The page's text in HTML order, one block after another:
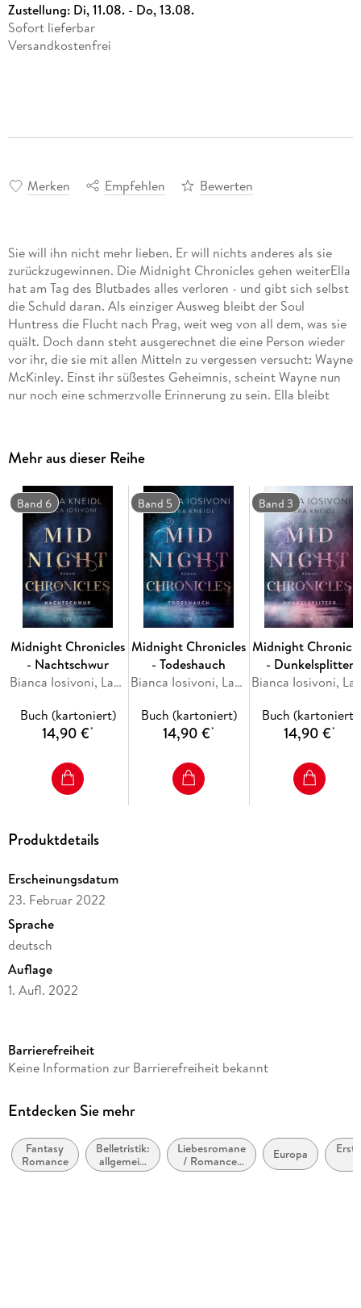
Zustellung: Di, 11.08. - Do, 13.08.
Sofort lieferbar
Versandkostenfrei
Merken Empfehlen Bewerten
Sie will ihn nicht mehr lieben. Er will nichts anderes als sie
zurückzugewinnen. Die Midnight Chronicles gehen weiterElla
hat am Tag des Blutbades alles verloren - und gibt sich selbst
die Schuld daran. Als einziger Ausweg bleibt der Soul
Huntress die Flucht nach Prag, weit weg von all dem, was sie
quält. Doch dann steht ausgerechnet die eine Person wieder
vor ihr, die sie mit allen Mitteln zu vergessen versucht: Wayne
McKinley. Einst ihr süßestes Geheimnis, scheint Wayne nun
nur noch eine schmerzvolle Erinnerung zu sein. Ella bleibt
Auch auf die Gefahr hin, dass ihre Gefühle für den Hunter
mit jeder gemeinsam verbrachten Minute stärker
werden."Dieses Buch hat mich mit allem, was es zu bieten hat,
in den Bann gezogen und fassungslos zurückgelassen. Die
Geschichte fesselt, das Setting fasziniert jedes Mal aufs
Neue, und die Protagonisten muss man einfach lieben."
BOOKWORMIII über DUNKELSPLITTERBand 4 der Reihe
trägt den Titel SEELENBAND und erzählt die Geschichte von
Ella und Wayne.
Mehr aus dieser Reihe
Band 6
Midnight Chronicles
- Nachtschwur
Bianca Iosivoni, Laura Kneidl
Buch (kartoniert)
14,90 €*
Band 5
Midnight Chronicles
- Todeshauch
Bianca Iosivoni, Laura Kneidl
Buch (kartoniert)
14,90 €*
Band 3
Midnight
- Dunkelsplitter
Buch (kartoniert)
14,90 €*
Produktdetails
Erscheinungsdatum
23. Februar 2022
Sprache
deutsch
Auflage
1. Aufl. 2022
Altersempfehlung
Reihe
Autor/Autorin
Bianca Iosivoni, Laura Kneidl
Barrierefreiheit
Keine Information zur Barrierefreiheit bekannt
Entdecken Sie mehr
Fantasy
Romance
Belletristik:
allgemein
und
Liebesromane
/ Romance:
Romantasy,
Europa